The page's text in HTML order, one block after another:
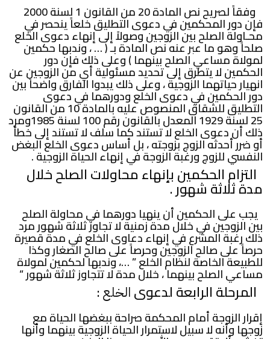
وفقاً لصريح نص المادة 20 من القانون 1 لسنة 2000
فإن دور المحكمين في دعوى التطليق خلعاً ينحصر في
محـاولة الصلح بين الزوجين وصولاً إلى إنهاء دعوى الخلع
صلحاً وهو ما عبر عنه نص المادة بـ ( … ، وندبها حكمين
لمولاة مساعي الصلح بينهما ) وعلى ذلك فإن دور
الحكمين لا يتطرق إلى تحديد مسئولية أي من الزوجين عن
انهيار حياتهما الزوجية ، وعلى ذلك يبدوا الفارق واضحاً بين
دور الحكمين في دعوى الخلع ودورهما في دعوى
التطليق للشقاق المنصوص عليه بالمادة 10 من القانون
25 لسنة 1929 المعدل بالقانون رقم 100 لسنة 1985ومرد
ذلك أن دعوى الخلع لا تستند كما سلف لا تستند إلى خطأ
أو ضرر أحدثه الزوج بزوجته ، بل أساس دعوى الخلع البغض
النفسي للزوج ورغبة الزوجة في إنهاء الحياة الزوجية .
التزام الحكمين بإنهاء محاولات الصلح خلال
مدة ثلاثة شهور .
يجب على الحكمين أن ينهيا دورهما في محاولة الصلح
بين الزوجين في خلال مدة زمنية لا تجاوز ثلاثة شهور مرد
ذلك رغبة المشرع في إنهاء دعاوى الخلع في مدة قصيرة
حرصاً على صالح الزوجين وحرصاً على صالح الصغار وكذا
للطبيعة الخاصة لنظام الخلع ” …، وندبها لحكمين لمولاة
مساعي الصلح بينهما ، خلال مدة لا تتجاوز ثلاثة شهور “
المرحلة الرابعة لدعوى الخلع :
إقرار الزوجة أمام المحكمة صراحة ببغضها الحياة مع
زوجها وأنه لا سبيل لاستمرار الحياة الزوجية بينهما وأنها